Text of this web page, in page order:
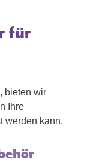
für
bieten wir
Ihre
werden kann.